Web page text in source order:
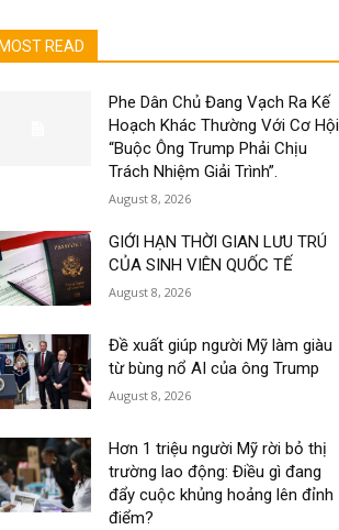
MOST READ
Phe Dân Chủ Đang Vạch Ra Kế
Hoạch Khác Thường Với Cơ Hội
“Buộc Ông Trump Phải Chịu
Trách Nhiệm Giải Trình”.
August 8, 2026
GIỚI HẠN THỜI GIAN LƯU TRÚ
CỦA SINH VIÊN QUỐC TẾ
August 8, 2026
Đề xuất giúp người Mỹ làm giàu
từ bùng nổ AI của ông Trump
August 8, 2026
Hơn 1 triệu người Mỹ rời bỏ thị
trường lao động: Điều gì đang
đẩy cuộc khủng hoảng lên đỉnh
điểm?